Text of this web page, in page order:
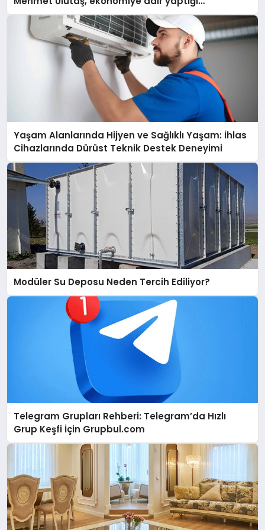
açıklamada şunları kaydetti:
Yaşam Alanlarında Hijyen ve Sağlıklı Yaşam: İhlas
Cihazlarında Dürüst Teknik Destek Deneyimi
Modüler Su Deposu Neden Tercih Ediliyor?
Telegram Grupları Rehberi: Telegram’da Hızlı
Grup Keşfi İçin Grupbul.com